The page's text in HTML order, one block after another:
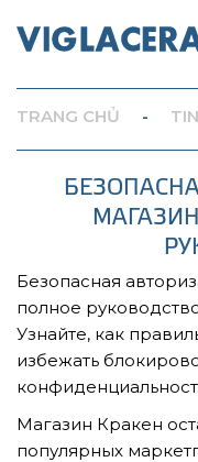
TRANG CHỦ -
Безопасная
полное
Узнайте, как
избежать
Магазин Кракен
популярных